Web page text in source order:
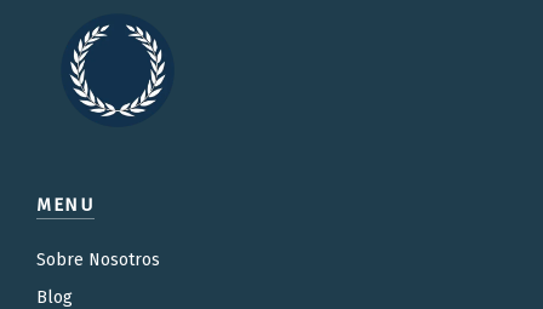
MENU
Sobre Nosotros
Blog